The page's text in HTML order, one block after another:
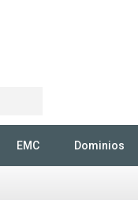
EMC Dominios